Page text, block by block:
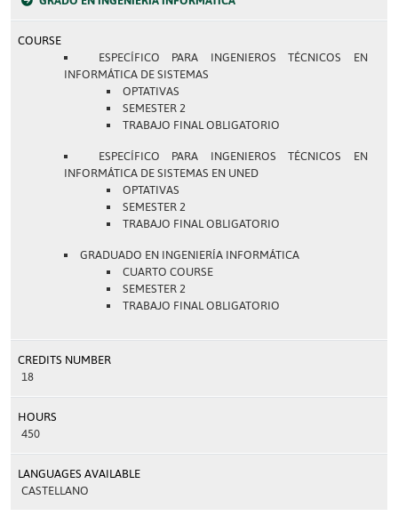
COURSE
ESPECÍFICO PARA INGENIEROS TÉCNICOS EN
INFORMÁTICA DE SISTEMAS
OPTATIVAS
SEMESTER 2
TRABAJO FINAL OBLIGATORIO
ESPECÍFICO PARA INGENIEROS TÉCNICOS EN
INFORMÁTICA DE SISTEMAS EN UNED
OPTATIVAS
SEMESTER 2
TRABAJO FINAL OBLIGATORIO
GRADUADO EN INGENIERÍA INFORMÁTICA
CUARTO COURSE
SEMESTER 2
TRABAJO FINAL OBLIGATORIO
CREDITS NUMBER
18
HOURS
450
LANGUAGES AVAILABLE
CASTELLANO